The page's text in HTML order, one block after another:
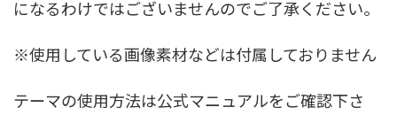
になるわけではございませんのでご了承ください。
※使用している画像素材などは付属しておりません
テーマの使用方法は公式マニュアルをご確認下さ